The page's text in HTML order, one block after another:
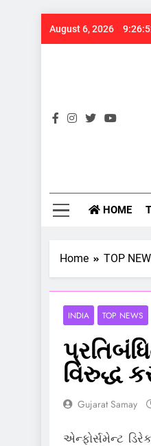
August 6, 2026
HOME
Home TOP
INDIA TOP NEWS
વિરુદ્ધ
Gujarat Samay
એન્ફોર્સમેન્ટ